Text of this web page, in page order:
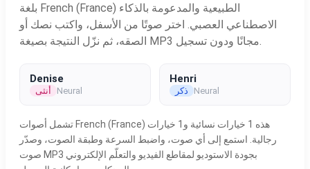
بلغة French (France) الطبيعية والمدعومة بالذكاء
الاصطناعي العصبي. اختر صوتًا من الأسفل، واكتب نصك أو
الصقه، ثم نزّل النتيجة بصيغة MP3 مجانًا ودون تسجيل.
Denise
أنثى Neural
Henri
ذكر Neural
تشمل أصوات French (France) هذه 1 خيارات نسائية و1 خيارات
رجالية. استمع إلى أي صوت، واضبط السرعة وطبقة الصوت، وصدّر
صوت MP3 بجودة الاستوديو لمقاطع الفيديو والتعلّم الإلكتروني